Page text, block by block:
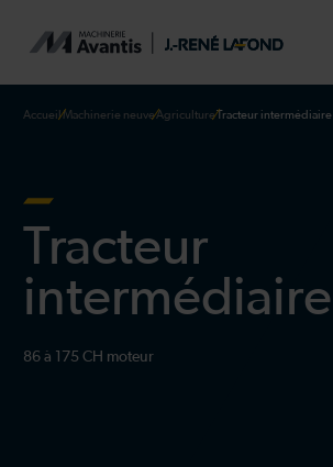
AccueilMachinerie neuveAgricultureTracteur intermédiaire
Tracteur
intermédiaire
86 à 175 CH moteur